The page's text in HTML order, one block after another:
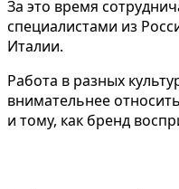
За это время
специалистами из
Италии.
Работа в разных
внимательнее
и тому, как бренд